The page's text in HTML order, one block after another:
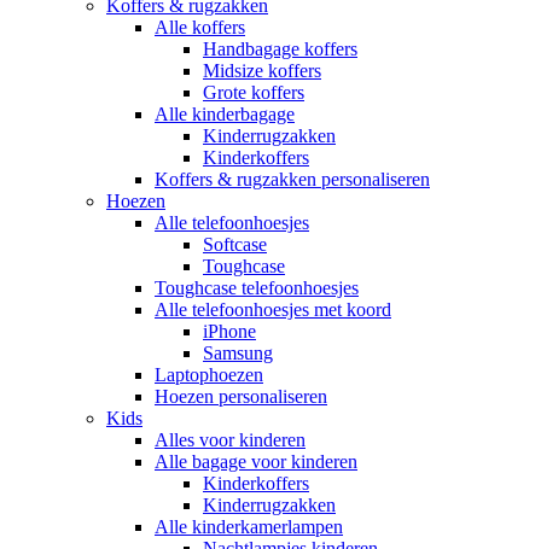
Koffers & rugzakken
Alle koffers
Handbagage koffers
Midsize koffers
Grote koffers
Alle kinderbagage
Kinderrugzakken
Kinderkoffers
Koffers & rugzakken personaliseren
Hoezen
Alle telefoonhoesjes
Softcase
Toughcase
Toughcase telefoonhoesjes
Alle telefoonhoesjes met koord
iPhone
Samsung
Laptophoezen
Hoezen personaliseren
Kids
Alles voor kinderen
Alle bagage voor kinderen
Kinderkoffers
Kinderrugzakken
Alle kinderkamerlampen